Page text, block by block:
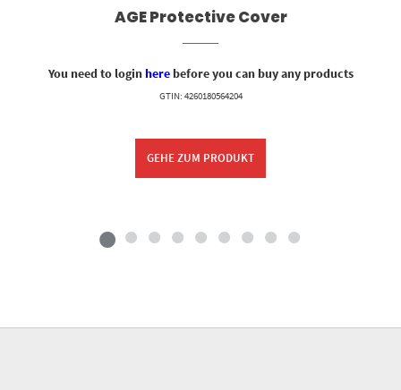
AGE Protective Cover
You need to loginherebefore you can buy any products
GTIN: 4260180564204
GEHE ZUM PRODUKT